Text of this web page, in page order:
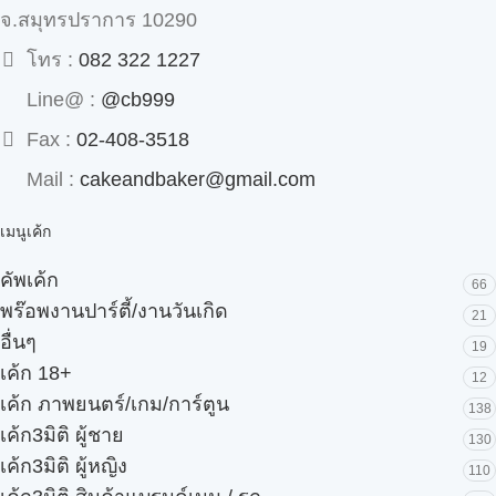
จ.สมุทรปราการ 10290
โทร : 082 322 1227
Line@ : @cb999
Fax : 02-408-3518
Mail : cakeandbaker@gmail.com
เมนูเค้ก
คัพเค้ก 66
พร๊อพงานปาร์ตี้/งานวันเกิด 21
อื่นๆ 19
เค้ก 18+ 12
เค้ก ภาพยนตร์/เกม/การ์ตูน 138
เค้ก3มิติ ผู้ชาย 130
เค้ก3มิติ ผู้หญิง 110